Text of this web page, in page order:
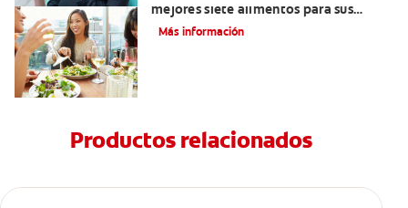
mejores siete alimentos para sus
dientes
Más información
Productos relacionados